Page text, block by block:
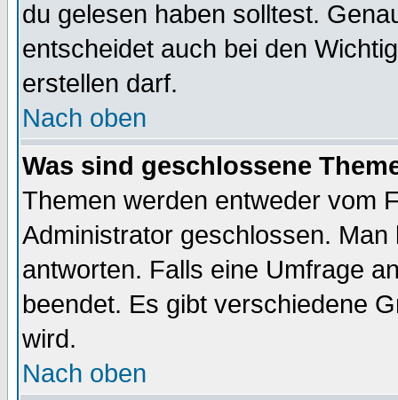
du gelesen haben solltest.
entscheidet auch bei den
erstellen darf.
Nach oben
Was sind geschlossene
Themen werden entweder vom
Administrator geschlossen.
antworten. Falls eine Umfrage
beendet. Es gibt verschiedene
wird.
Nach oben